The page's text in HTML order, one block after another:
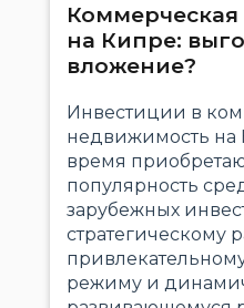
на Кипре:
вложение?
Инвестиции в
недвижимость на
время
популярность
зарубежных
стратегическому
режиму и